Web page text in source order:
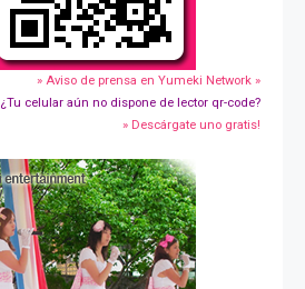
» Aviso de prensa en Yumeki Network »
¿Tu celular aún no dispone de lector qr-code?
» Descárgate uno gratis!